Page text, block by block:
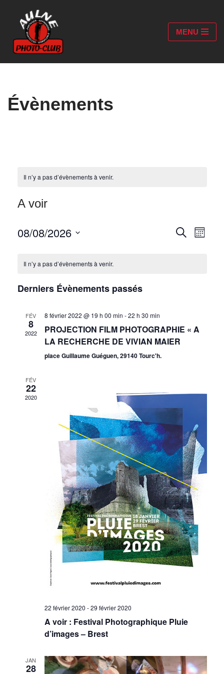
Aller
au
contenu
MENU
Évènements
Il n’y a pas d’évènements à venir.
A voir
Recherche
Mois
08/08/2026
Évènements
Il n’y a pas d’évènements à venir.
Derniers Évènements passés
FÉV
8
2022
8 février 2022 @ 19 h 00 min -22 h 30 min
PROJECTION FILM PHOTOGRAPHIE « A
LA RECHERCHE DE VIVIAN MAIER
place Guillaume Guéguen, 29140 Tourc'h.
FÉV
22
2020
22 février 2020 -29 février 2020
A voir : Festival Photographique Pluie
d’images – Brest
JAN
28